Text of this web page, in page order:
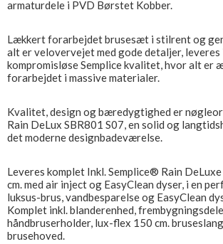
armaturdele i PVD Børstet Kobber.
Lækkert forarbejdet brusesæt i stilrent og
alt er velovervejet med gode detaljer, leveres
kompromisløse Semplice kvalitet, hvor alt er
forarbejdet i massive materialer.
Kvalitet, design og bæredygtighed er
Rain DeLux SBR801 S07, en solid og
det moderne designbadeværelse.
Leveres komplet Inkl. Semplice® Rain
cm. med air inject og EasyClean dyser, i en
luksus-brus, vandbesparelse og EasyClean
Komplet inkl. blanderenhed,
håndbruserholder, lux-flex 150 cm.
brusehoved.